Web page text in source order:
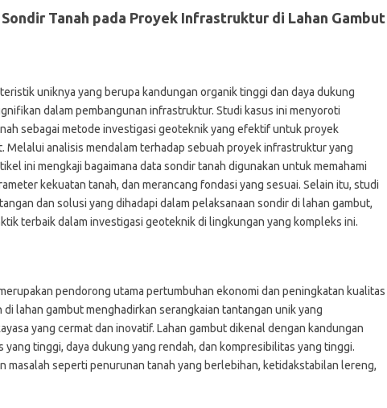
Tanah pada Proyek Infrastruktur di Lahan Gambut
uniknya yang berupa kandungan organik tinggi dan daya dukung
dalam pembangunan infrastruktur. Studi kasus ini menyoroti
sebagai metode investigasi geoteknik yang efektif untuk proyek
Melalui analisis mendalam terhadap sebuah proyek infrastruktur yang
ini mengkaji bagaimana data sondir tanah digunakan untuk memahami
kekuatan tanah, dan merancang fondasi yang sesuai. Selain itu, studi
dan solusi yang dihadapi dalam pelaksanaan sondir di lahan gambut,
terbaik dalam investigasi geoteknik di lingkungan yang kompleks ini.
pendorong utama pertumbuhan ekonomi dan peningkatan kualitas
di lahan gambut menghadirkan serangkaian tantangan unik yang
yang cermat dan inovatif. Lahan gambut dikenal dengan kandungan
yang tinggi, daya dukung yang rendah, dan kompresibilitas yang tinggi.
masalah seperti penurunan tanah yang berlebihan, ketidakstabilan lereng,